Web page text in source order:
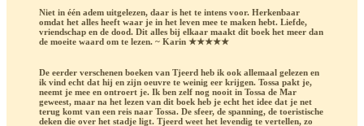
Niet in één adem uitgelezen, daar is het te intens voor. Herkenbaar
omdat het alles heeft waar je in het leven mee te maken hebt. Liefde,
vriendschap en de dood. Dit alles bij elkaar maakt dit boek het meer dan
de moeite waard om te lezen. ~ Karin ★★★★★
De eerder verschenen boeken van Tjeerd heb ik ook allemaal gelezen en
ik vind echt dat hij en zijn oeuvre te weinig eer krijgen. Tossa pakt je,
neemt je mee en ontroert je. Ik ben zelf nog nooit in Tossa de Mar
geweest, maar na het lezen van dit boek heb je echt het idee dat je net
terug komt van een reis naar Tossa. De sfeer, de spanning, de toeristische
deken die over het stadje ligt. Tjeerd weet het levendig te vertellen, zo